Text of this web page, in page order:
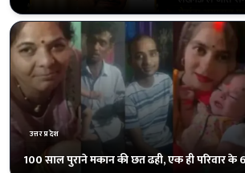
उत्तरप्रदेश
जर्जर सड़क पर भरे पानी में ग्रामीणों ने की धान की रोपाई